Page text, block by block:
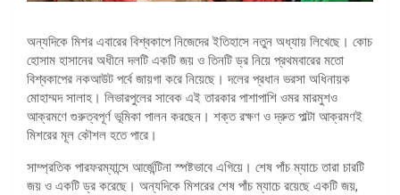
অন্যদিকে মিশর এবারের বিশ্বকাপে নিজেদের ইতিহাসে নতুন অধ্যায় লিখেছে। কোচ
হোসাম হাসানের অধীনে দলটি একটি জয় ও তিনটি ড্র নিয়ে প্রথমবারের মতো
বিশ্বকাপের নকআউট পর্বে জায়গা করে নিয়েছে। দলের প্রধান ভরসা অধিনায়ক
মোহাম্মদ সালাহ। লিভারপুলের সাবেক এই তারকার পাশাপাশি ওমর মারমুশও
আক্রমণে গুরুত্বপূর্ণ ভূমিকা পালন করছেন। শক্ত রক্ষণ ও দ্রুত পাল্টা আক্রমণই
মিশরের মূল কৌশল হতে পারে।
সাম্প্রতিক পারফরম্যান্সে আর্জেন্টিনা স্পষ্টভাবে এগিয়ে। শেষ পাঁচ ম্যাচে তারা চারটি
জয় ও একটি ড্র করেছে। অন্যদিকে মিশরের শেষ পাঁচ ম্যাচে রয়েছে একটি জয়,